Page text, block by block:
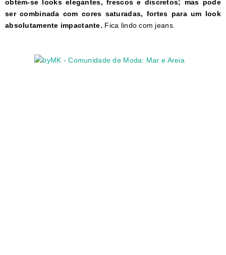
obtém-se looks elegantes, frescos e discretos; mas pode
ser combinada com cores saturadas, fortes para um look
absolutamente impactante. Fica lindo com jeans.